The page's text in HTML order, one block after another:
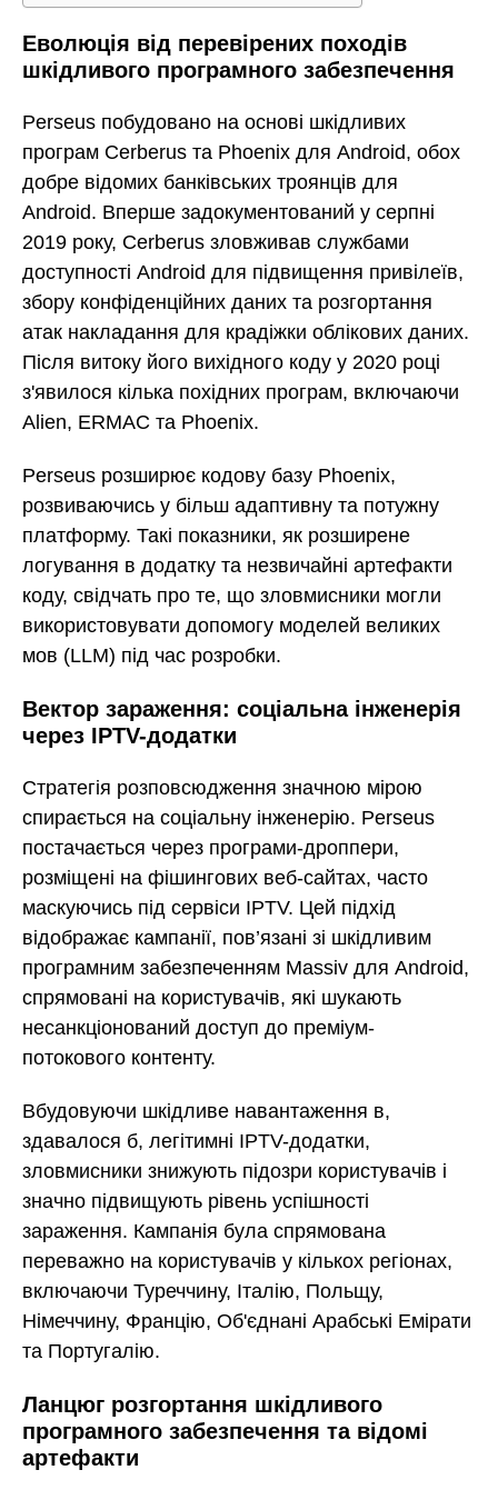
Еволюція від перевірених походів
шкідливого програмного забезпечення
Perseus побудовано на основі шкідливих
програм Cerberus та Phoenix для Android, обох
добре відомих банківських троянців для
Android. Вперше задокументований у серпні
2019 року, Cerberus зловживав службами
доступності Android для підвищення привілеїв,
збору конфіденційних даних та розгортання
атак накладання для крадіжки облікових даних.
Після витоку його вихідного коду у 2020 році
з'явилося кілька похідних програм, включаючи
Alien, ERMAC та Phoenix.
Perseus розширює кодову базу Phoenix,
розвиваючись у більш адаптивну та потужну
платформу. Такі показники, як розширене
логування в додатку та незвичайні артефакти
коду, свідчать про те, що зловмисники могли
використовувати допомогу моделей великих
мов (LLM) під час розробки.
Вектор зараження: соціальна інженерія
через IPTV-додатки
Стратегія розповсюдження значною мірою
спирається на соціальну інженерію. Perseus
постачається через програми-дроппери,
розміщені на фішингових веб-сайтах, часто
маскуючись під сервіси IPTV. Цей підхід
відображає кампанії, пов’язані зі шкідливим
програмним забезпеченням Massiv для Android,
спрямовані на користувачів, які шукають
несанкціонований доступ до преміум-
потокового контенту.
Вбудовуючи шкідливе навантаження в,
здавалося б, легітимні IPTV-додатки,
зловмисники знижують підозри користувачів і
значно підвищують рівень успішності
зараження. Кампанія була спрямована
переважно на користувачів у кількох регіонах,
включаючи Туреччину, Італію, Польщу,
Німеччину, Францію, Об'єднані Арабські Емірати
та Португалію.
Ланцюг розгортання шкідливого
програмного забезпечення та відомі
артефакти